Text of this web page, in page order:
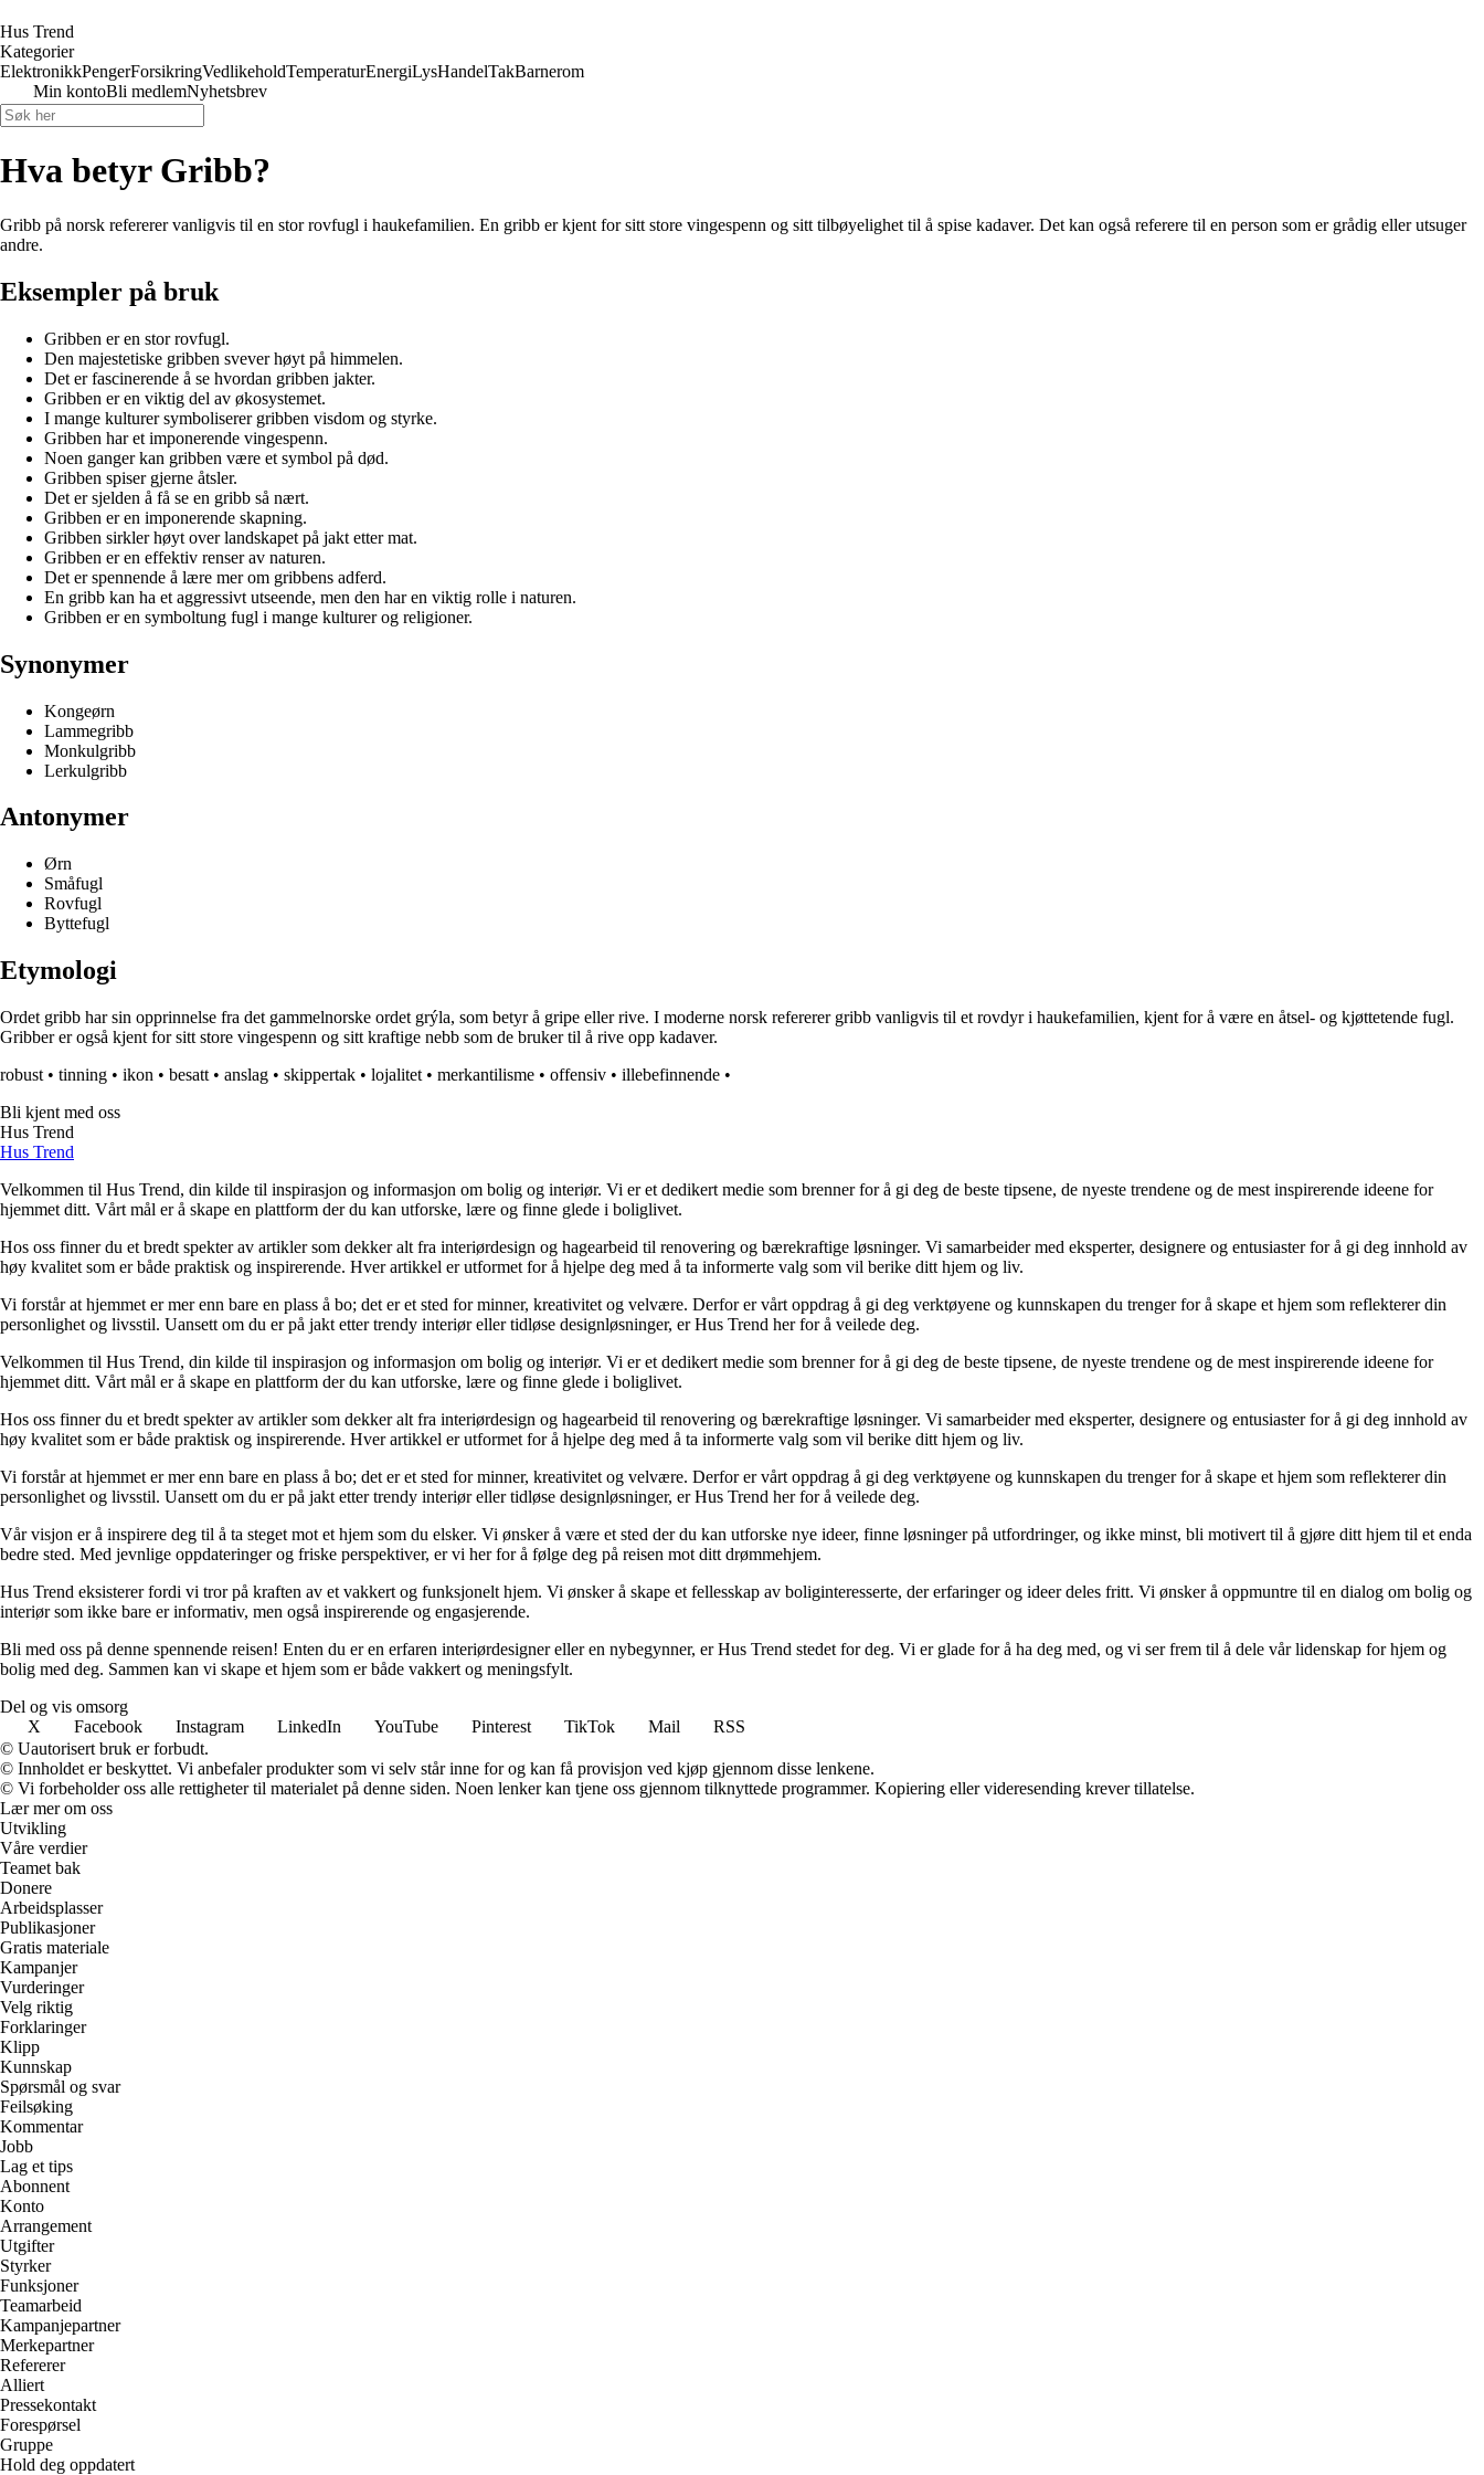
Hus Trend
Kategorier
ElektronikkPengerForsikringVedlikeholdTemperaturEnergiLysHandelTakBarnerom
Min kontoBli medlemNyhetsbrev
Hva betyr Gribb?
Gribb på norsk refererer vanligvis til en stor rovfugl i haukefamilien. En gribb er kjent for sitt store vingespenn og sitt tilbøyelighet til å spise kadaver. Det kan også referere til en person som er grådig eller utsuger
andre.
Eksempler på bruk
Gribben er en stor rovfugl.
Den majestetiske gribben svever høyt på himmelen.
Det er fascinerende å se hvordan gribben jakter.
Gribben er en viktig del av økosystemet.
I mange kulturer symboliserer gribben visdom og styrke.
Gribben har et imponerende vingespenn.
Noen ganger kan gribben være et symbol på død.
Gribben spiser gjerne åtsler.
Det er sjelden å få se en gribb så nært.
Gribben er en imponerende skapning.
Gribben sirkler høyt over landskapet på jakt etter mat.
Gribben er en effektiv renser av naturen.
Det er spennende å lære mer om gribbens adferd.
En gribb kan ha et aggressivt utseende, men den har en viktig rolle i naturen.
Gribben er en symboltung fugl i mange kulturer og religioner.
Synonymer
Kongeørn
Lammegribb
Monkulgribb
Lerkulgribb
Antonymer
Ørn
Småfugl
Rovfugl
Byttefugl
Etymologi
Ordet gribb har sin opprinnelse fra det gammelnorske ordet grýla, som betyr å gripe eller rive. I moderne norsk refererer gribb vanligvis til et rovdyr i haukefamilien, kjent for å være en åtsel- og kjøttetende fugl.
Gribber er også kjent for sitt store vingespenn og sitt kraftige nebb som de bruker til å rive opp kadaver.
robust • tinning • ikon • besatt • anslag • skippertak • lojalitet • merkantilisme • offensiv • illebefinnende •
Bli kjent med oss
Hus Trend
Hus Trend
Velkommen til Hus Trend, din kilde til inspirasjon og informasjon om bolig og interiør. Vi er et dedikert medie som brenner for å gi deg de beste tipsene, de nyeste trendene og de mest inspirerende ideene for
hjemmet ditt. Vårt mål er å skape en plattform der du kan utforske, lære og finne glede i boliglivet.
Hos oss finner du et bredt spekter av artikler som dekker alt fra interiørdesign og hagearbeid til renovering og bærekraftige løsninger. Vi samarbeider med eksperter, designere og entusiaster for å gi deg innhold av
høy kvalitet som er både praktisk og inspirerende. Hver artikkel er utformet for å hjelpe deg med å ta informerte valg som vil berike ditt hjem og liv.
Vi forstår at hjemmet er mer enn bare en plass å bo; det er et sted for minner, kreativitet og velvære. Derfor er vårt oppdrag å gi deg verktøyene og kunnskapen du trenger for å skape et hjem som reflekterer din
personlighet og livsstil. Uansett om du er på jakt etter trendy interiør eller tidløse designløsninger, er Hus Trend her for å veilede deg.
Velkommen til Hus Trend, din kilde til inspirasjon og informasjon om bolig og interiør. Vi er et dedikert medie som brenner for å gi deg de beste tipsene, de nyeste trendene og de mest inspirerende ideene for
hjemmet ditt. Vårt mål er å skape en plattform der du kan utforske, lære og finne glede i boliglivet.
Hos oss finner du et bredt spekter av artikler som dekker alt fra interiørdesign og hagearbeid til renovering og bærekraftige løsninger. Vi samarbeider med eksperter, designere og entusiaster for å gi deg innhold av
høy kvalitet som er både praktisk og inspirerende. Hver artikkel er utformet for å hjelpe deg med å ta informerte valg som vil berike ditt hjem og liv.
Vi forstår at hjemmet er mer enn bare en plass å bo; det er et sted for minner, kreativitet og velvære. Derfor er vårt oppdrag å gi deg verktøyene og kunnskapen du trenger for å skape et hjem som reflekterer din
personlighet og livsstil. Uansett om du er på jakt etter trendy interiør eller tidløse designløsninger, er Hus Trend her for å veilede deg.
Vår visjon er å inspirere deg til å ta steget mot et hjem som du elsker. Vi ønsker å være et sted der du kan utforske nye ideer, finne løsninger på utfordringer, og ikke minst, bli motivert til å gjøre ditt hjem til et enda
bedre sted. Med jevnlige oppdateringer og friske perspektiver, er vi her for å følge deg på reisen mot ditt drømmehjem.
Hus Trend eksisterer fordi vi tror på kraften av et vakkert og funksjonelt hjem. Vi ønsker å skape et fellesskap av boliginteresserte, der erfaringer og ideer deles fritt. Vi ønsker å oppmuntre til en dialog om bolig og
interiør som ikke bare er informativ, men også inspirerende og engasjerende.
Bli med oss på denne spennende reisen! Enten du er en erfaren interiørdesigner eller en nybegynner, er Hus Trend stedet for deg. Vi er glade for å ha deg med, og vi ser frem til å dele vår lidenskap for hjem og
bolig med deg. Sammen kan vi skape et hjem som er både vakkert og meningsfylt.
Del og vis omsorg
X
Facebook Instagram LinkedIn YouTube Pinterest TikTok Mail
RSS
© Uautorisert bruk er forbudt.
© Innholdet er beskyttet. Vi anbefaler produkter som vi selv står inne for og kan få provisjon ved kjøp gjennom disse lenkene.
© Vi forbeholder oss alle rettigheter til materialet på denne siden. Noen lenker kan tjene oss gjennom tilknyttede programmer. Kopiering eller videresending krever tillatelse.
Lær mer om oss
Utvikling
Våre verdier
Teamet bak
Donere
Arbeidsplasser
Publikasjoner
Gratis materiale
Kampanjer
Vurderinger
Velg riktig
Forklaringer
Klipp
Kunnskap
Spørsmål og svar
Feilsøking
Kommentar
Jobb
Lag et tips
Abonnent
Konto
Arrangement
Utgifter
Styrker
Funksjoner
Teamarbeid
Kampanjepartner
Merkepartner
Refererer
Alliert
Pressekontakt
Forespørsel
Gruppe
Hold deg oppdatert